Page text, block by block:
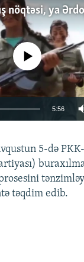
360p
1080p
currently
5:56
5-də
təqdim edib.